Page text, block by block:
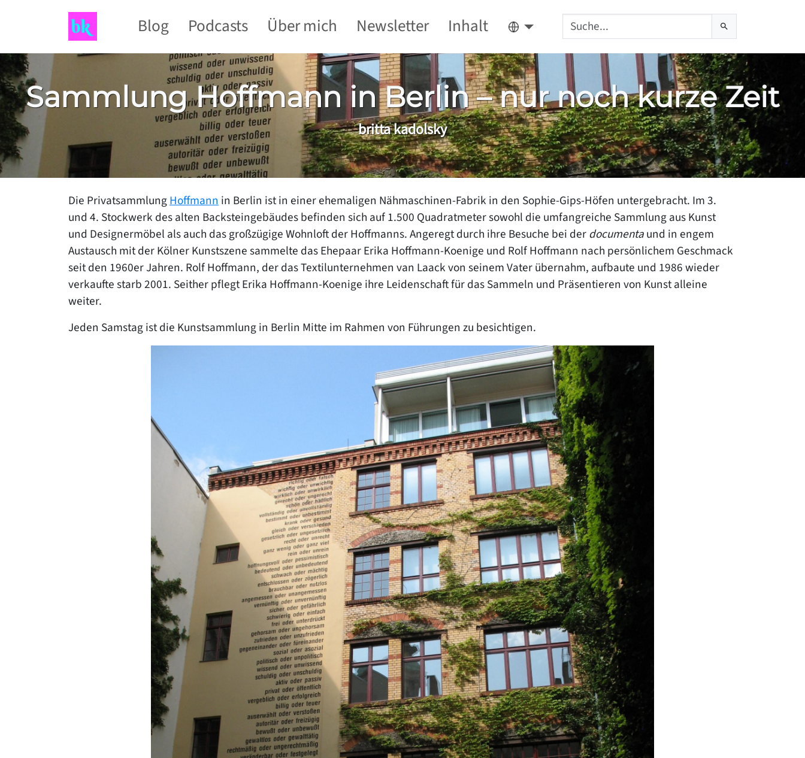
Blog Podcasts Über mich Newsletter Inhalt
Sammlung Hoffmann in Berlin – nur noch kurze Zeit
britta kadolsky
Die PrivatsammlungHoffmannin Berlin ist in einer ehemaligen Nähmaschinen-Fabrik in den Sophie-Gips-Höfen untergebracht. Im 3.
und 4. Stockwerk des alten Backsteingebäudes befinden sich auf 1.500 Quadratmeter sowohl die umfangreiche Sammlung aus Kunst
und Designermöbel als auch das großzügige Wohnloft der Hoffmanns. Angeregt durch ihre Besuche bei derdocumentaund in engem
Austausch mit der Kölner Kunstszene sammelte das Ehepaar Erika Hoffmann-Koenige und Rolf Hoffmann nach persönlichem Geschmack
seit den 1960er Jahren. Rolf Hoffmann, der das Textilunternehmen van Laack von seinem Vater übernahm, aufbaute und 1986 wieder
verkaufte starb 2001. Seither pflegt Erika Hoffmann-Koenige ihre Leidenschaft für das Sammeln und Präsentieren von Kunst alleine
weiter.
Jeden Samstag ist die Kunstsammlung in Berlin Mitte im Rahmen von Führungen zu besichtigen.